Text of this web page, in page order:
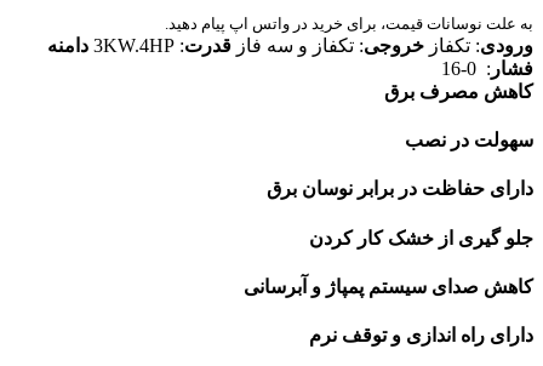
به علت نوسانات قیمت، برای خرید در واتس اپ پیام دهید.
ورودی: تکفاز خروجی: تکفاز و سه فاز قدرت: 3KW.4HP
دامنه
فشار : 0-16
کاهش مصرف برق
سهولت در نصب
دارای حفاظت در برابر نوسان برق
جلو گیری از خشک کار کردن
کاهش صدای سیستم پمپاژ و آبرسانی
دارای راه اندازی و توقف نرم